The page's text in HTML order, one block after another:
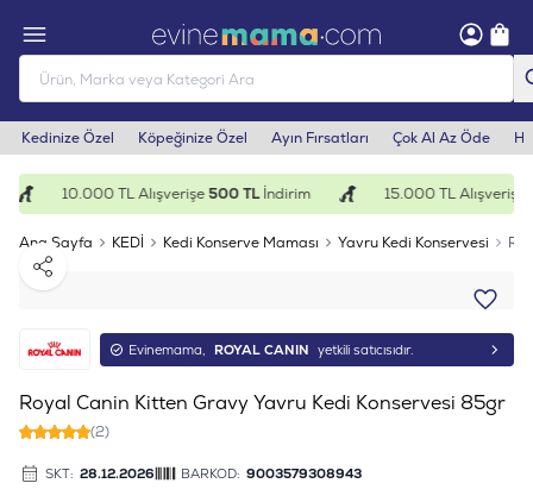
Kedinize Özel Köpeğinize Özel Ayın Fırsatları Çok Al Az Öde
10.000 TL Alışverişe500 TLİndirim 15.000 TL Alışverişe
Ana Sayfa KEDİ Kedi Konserve Maması Yavru Kedi Konservesi
Paylaş
Evinemama, ROYAL CANIN yetkili satıcısıdır.
Royal Canin Kitten Gravy Yavru Kedi Konservesi 85gr
(2)
SKT: 28.12.2026 BARKOD: 9003579308943